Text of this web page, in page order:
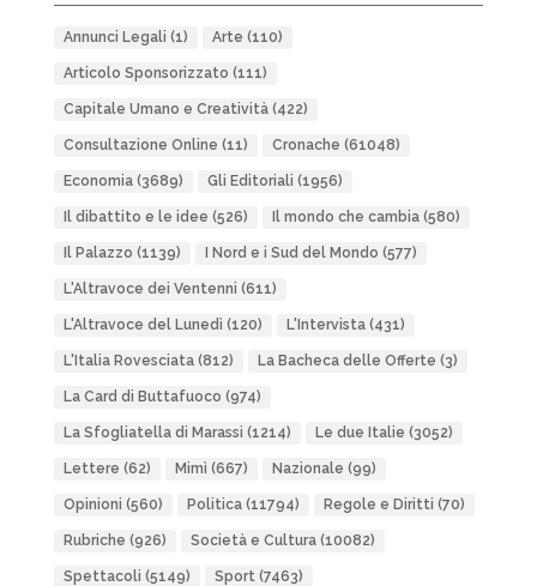
Annunci Legali (1) Arte (110)
Articolo Sponsorizzato (111)
Capitale Umano e Creatività(422)
Consultazione Online (11) Cronache (61048)
Economia(3689) Gli Editoriali (1956)
Il dibattito e le idee (526) Il mondo che cambia(580)
Il Palazzo (1139) I Nord e i Sud del Mondo (577)
L'Altravoce dei Ventenni (611)
L'Altravoce del Lunedì (120) L'Intervista(431)
L'Italia Rovesciata(812) La Bacheca delle Offerte (3)
La Card di Buttafuoco (974)
La Sfogliatella di Marassi (1214) Le due Italie (3052)
Lettere (62) Mimì (667) Nazionale (99)
Opinioni (560) Politica(11794) Regole e Diritti (70)
Rubriche (926) Società e Cultura(10082)
Spettacoli (5149) Sport(7463)